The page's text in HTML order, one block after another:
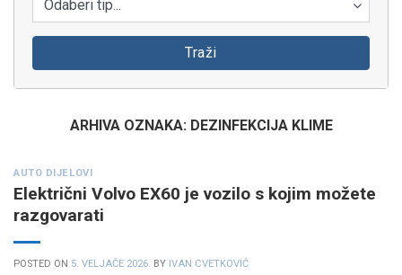
Odaberi tip...
Traži
ARHIVA OZNAKA: DEZINFEKCIJA KLIME
AUTO DIJELOVI
Električni Volvo EX60 je vozilo s kojim možete
razgovarati
POSTED ON 5. VELJAČE 2026. BY IVAN CVETKOVIĆ